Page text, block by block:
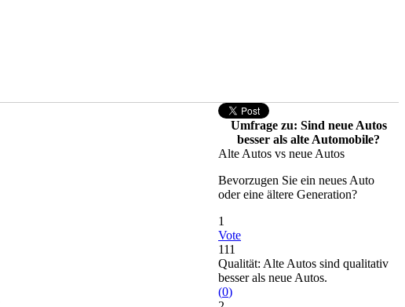
Umfrage zu: Sind neue Autos
besser als alte Automobile?
Alte Autos vs neue Autos
Bevorzugen Sie ein neues Auto
oder eine ältere Generation?
1
Vote
111
Qualität: Alte Autos sind qualitativ
besser als neue Autos.
(0)